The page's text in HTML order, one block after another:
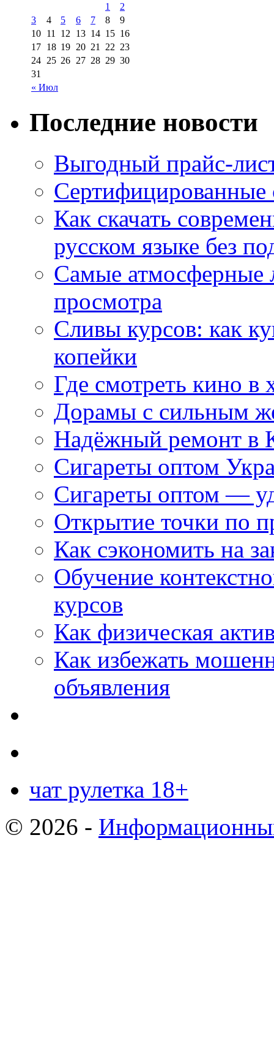
« Июл
1
2
3
4 5 6 7 8
9
10 11 12 13 14 15 16
17 18 19 20 21 22 23
24 25 26 27 28 29 30
31
Последние новости
Выгодный прайс-
Как скачать
русском языке без
Самые атмосферные
просмотра
Сливы курсов: как
копейки
Где смотреть кино в
Дорамы с сильным
Надёжный ремонт в
Сигареты оптом
Сигареты оптом —
Открытие точки по
Как сэкономить на
Обучение
курсов
Как физическая
Как избежать
объявления
чат рулетка 18+
© 2026 -